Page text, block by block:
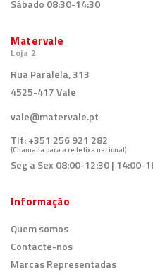
Sábado 08:30-14:30
Matervale
Loja 2
Rua Paralela, 313
4525-417 Vale
vale@matervale.pt
Tlf:+351 256 921 282
(Chamada para a rede fixa nacional)
Seg a Sex 08:00-12:30 | 14:00-
Informação
Quem somos
Contacte-nos
Marcas Representadas